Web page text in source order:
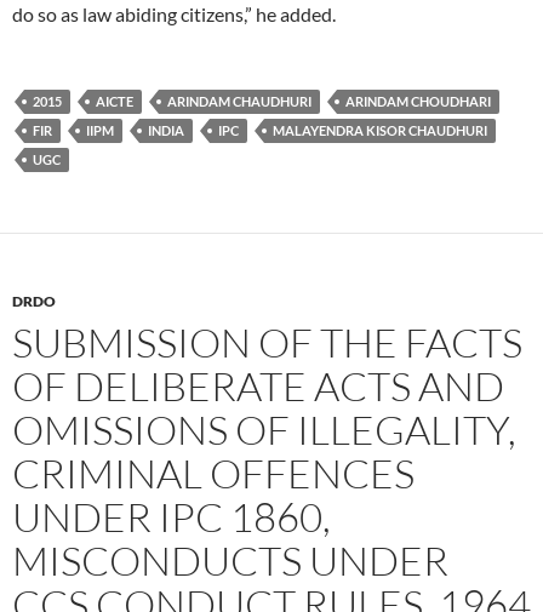
do so as law abiding citizens,” he added.
2015 AICTE ARINDAM CHAUDHURI
ARINDAM CHOUDHARI
FIR
IIPM INDIA IPC
MALAYENDRA KISOR CHAUDHURI
UGC
DRDO
SUBMISSION OF THE FACTS
OF DELIBERATE ACTS AND
OMISSIONS OF ILLEGALITY,
CRIMINAL OFFENCES
UNDER IPC 1860,
MISCONDUCTS UNDER